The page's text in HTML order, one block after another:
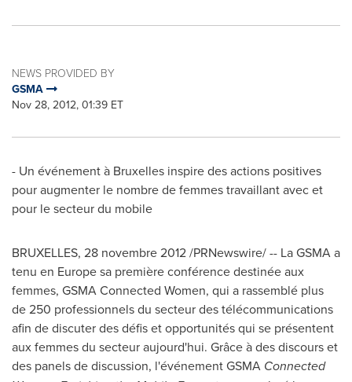
NEWS PROVIDED BY
GSMA
Nov 28, 2012, 01:39 ET
- Un événement à Bruxelles inspire des actions positives
pour augmenter le nombre de femmes travaillant avec et
pour le secteur du mobile
BRUXELLES, 28 novembre 2012 /PRNewswire/ -- La GSMA a
tenu en Europesa première conférence destinée aux
femmes, GSMA Connected Women, qui a rassemblé plus
de 250 professionnels du secteur des télécommunications
afin de discuter des défis et opportunités qui se présentent
aux femmes du secteur aujourd'hui. Grâce à des discours et
des panels de discussion, l'événement GSMA Connected